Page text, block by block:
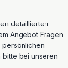
detaillierten
Angebot Fragen
persönlichen
bitte bei unseren